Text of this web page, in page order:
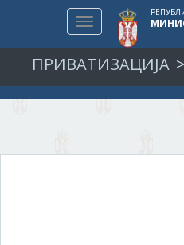
Toggle
navigation
ПРИВАТИЗАЦИЈА